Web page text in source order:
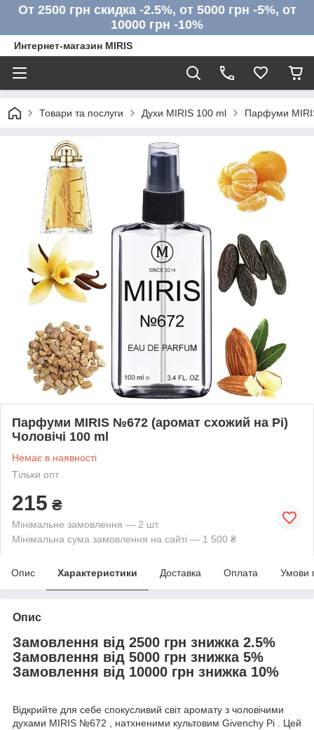
От 2500 грн скидка -2.5%, от 5000 грн -5%, от
10000 грн -10%
Интернет-магазин MIRIS
Товари та послуги Духи MIRIS 100 ml Парфуми
Парфуми MIRIS №672 (аромат схожий на Pi)
Чоловічі 100 ml
Немає в наявності
Тільки опт
215 ₴
Мінімальне замовлення — 2 шт.
Мінімальна сума замовлення на сайті — 1 500 ₴
Опис Характеристики Доставка Оплата Умови
Опис
Замовлення від 2500 грн знижка 2.5%
Замовлення від 5000 грн знижка 5%
Замовлення від 10000 грн знижка 10%
Відкрийте для себе спокусливий світ аромату з чоловічими
духами MIRIS №672 , натхненими культовим Givenchy Pi . Цей